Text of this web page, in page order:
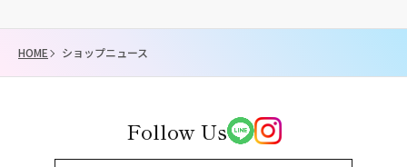
HOME ショップニュース
Follow Us